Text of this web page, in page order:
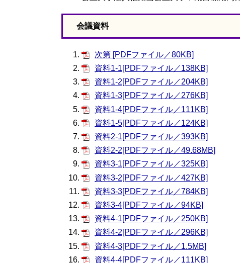
会議資料
次第 [PDFファイル／80KB]
資料1-1[PDFファイル／138KB]
資料1-2[PDFファイル／204KB]
資料1-3[PDFファイル／276KB]
資料1-4[PDFファイル／111KB]
資料1-5[PDFファイル／124KB]
資料2-1[PDFファイル／393KB]
資料2-2[PDFファイル／49.68MB]
資料3-1[PDFファイル／325KB]
資料3-2[PDFファイル／427KB]
資料3-3[PDFファイル／784KB]
資料3-4[PDFファイル／94KB]
資料4-1[PDFファイル／250KB]
資料4-2[PDFファイル／296KB]
資料4-3[PDFファイル／1.5MB]
資料4-4[PDFファイル／111KB]